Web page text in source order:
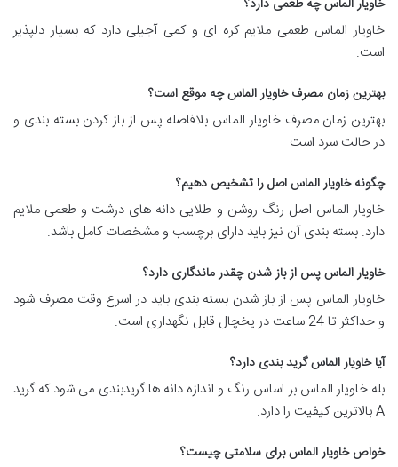
خاویار الماس چه طعمی دارد؟
خاویار الماس طعمی ملایم کره ای و کمی آجیلی دارد که بسیار دلپذیر
است.
بهترین زمان مصرف خاویار الماس چه موقع است؟
بهترین زمان مصرف خاویار الماس بلافاصله پس از باز کردن بسته بندی و
در حالت سرد است.
چگونه خاویار الماس اصل را تشخیص دهیم؟
خاویار الماس اصل رنگ روشن و طلایی دانه های درشت و طعمی ملایم
دارد. بسته بندی آن نیز باید دارای برچسب و مشخصات کامل باشد.
خاویار الماس پس از باز شدن چقدر ماندگاری دارد؟
خاویار الماس پس از باز شدن بسته بندی باید در اسرع وقت مصرف شود
و حداکثر تا 24 ساعت در یخچال قابل نگهداری است.
آیا خاویار الماس گرید بندی دارد؟
بله خاویار الماس بر اساس رنگ و اندازه دانه ها گریدبندی می شود که گرید
A بالاترین کیفیت را دارد.
خواص خاویار الماس برای سلامتی چیست؟